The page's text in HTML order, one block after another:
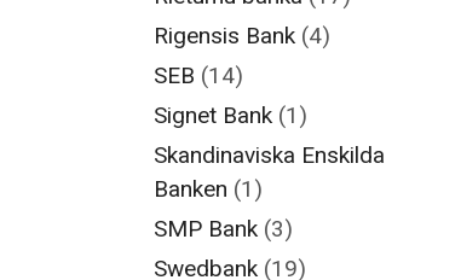
Rigensis Bank (4)
SEB (14)
Signet Bank (1)
Skandinaviska Enskilda
Banken (1)
SMP Bank (3)
Swedbank (19)